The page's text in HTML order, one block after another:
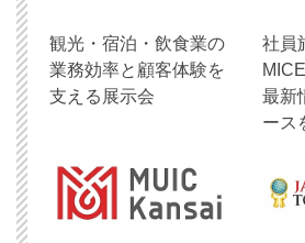
観光・宿泊・飲食業の
業務効率と顧客体験を
支える展示会
社員
最新
ース